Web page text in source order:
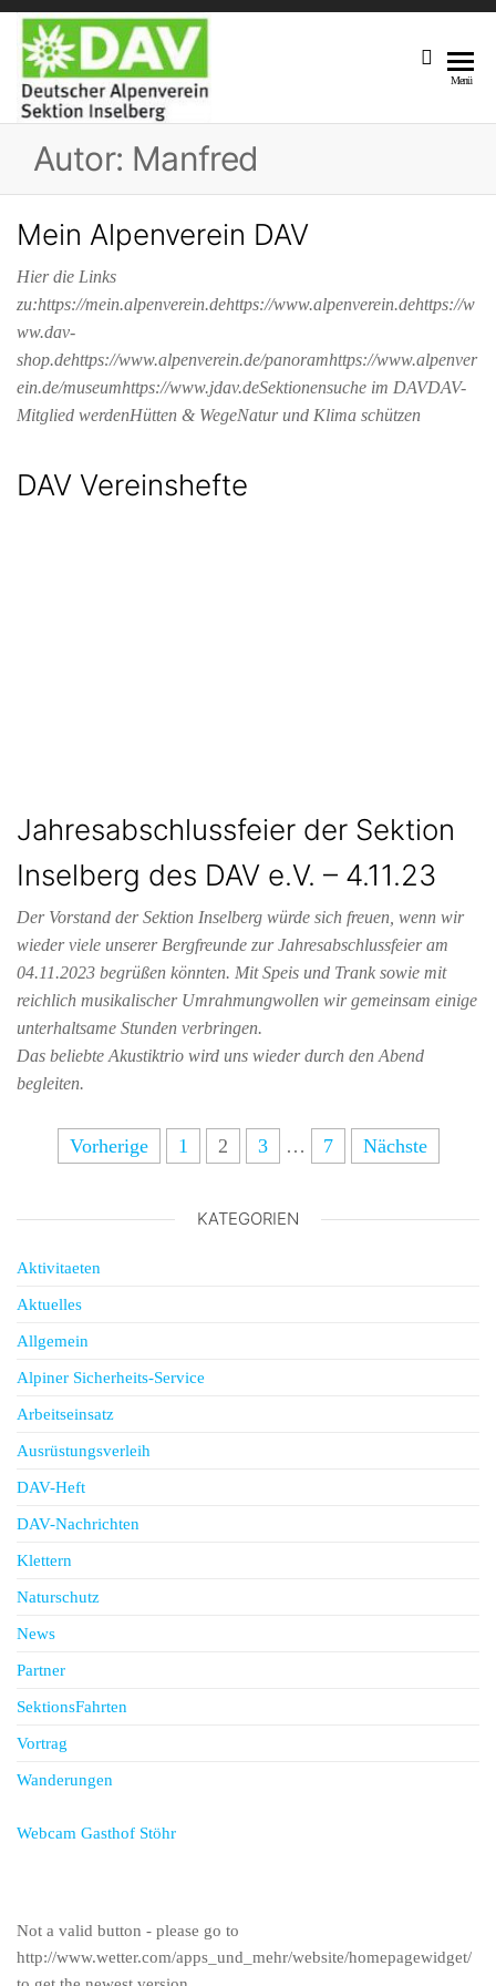
Sektion
Inselberg
Am Fuße
Des 916,5
M Hohen
Menü
Autor: Manfred
Mein Alpenverein DAV
Hier die Links
zu:https://mein.alpenverein.dehttps://www.alpenverein.dehttps://w
ww.dav-
shop.dehttps://www.alpenverein.de/panoramhttps://www.alpenver
ein.de/museumhttps://www.jdav.deSektionensuche im DAVDAV-
Mitglied werdenHütten & WegeNatur und Klima schützen
DAV Vereinshefte
Jahresabschlussfeier der Sektion
Inselberg des DAV e.V. – 4.11.23
Der Vorstand der Sektion Inselberg würde sich freuen, wenn wir
wieder viele unserer Bergfreunde zur Jahresabschlussfeier am
04.11.2023 begrüßen könnten. Mit Speis und Trank sowie mit
reichlich musikalischer Umrahmungwollen wir gemeinsam einige
unterhaltsame Stunden verbringen.
Das beliebte Akustiktrio wird uns wieder durch den Abend
begleiten.
Vorherige 1 2 3 … 7 Nächste
KATEGORIEN
Aktivitaeten
Aktuelles
Allgemein
Alpiner Sicherheits-Service
Arbeitseinsatz
Ausrüstungsverleih
DAV-Heft
DAV-Nachrichten
Klettern
Naturschutz
News
Partner
SektionsFahrten
Vortrag
Wanderungen
Webcam Gasthof Stöhr
Not a valid button - please go to
http://www.wetter.com/apps_und_mehr/website/homepagewidget/